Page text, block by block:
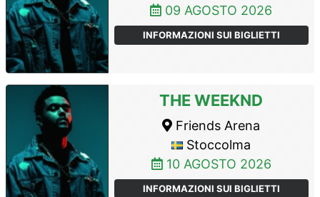
09 AGOSTO 2026
INFORMAZIONI SUI BIGLIETTI
THE WEEKND
Friends Arena
Stoccolma
10 AGOSTO 2026
INFORMAZIONI SUI BIGLIETTI